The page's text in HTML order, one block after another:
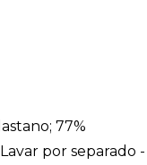
77%
por separado -